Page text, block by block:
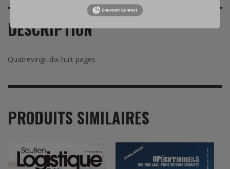
Hiver
DESCRIPTION
Quatrevingt-dix-huit pages.
PRODUITS SIMILAIRES